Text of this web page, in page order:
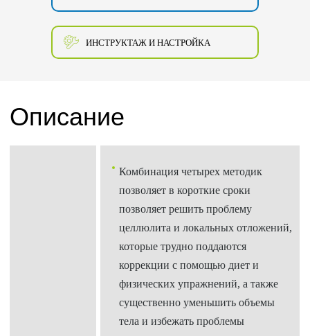
ИНСТРУКТАЖ И НАСТРОЙКА
Описание
Комбинация четырех методик
позволяет в короткие сроки
позволяет решить проблему
целлюлита и локальных отложений,
которые трудно поддаются
коррекции с помощью диет и
физических упражнений, а также
существенно уменьшить объемы
тела и избежать проблемы